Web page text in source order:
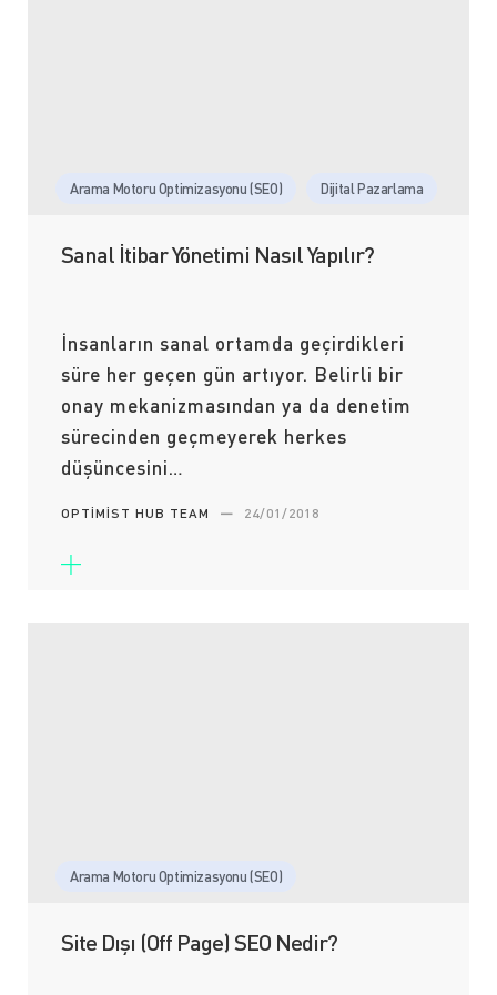
Arama Motoru Optimizasyonu (SEO) Dijital Pazarlama
Sanal İtibar Yönetimi Nasıl Yapılır?
İnsanların sanal ortamda geçirdikleri
süre her geçen gün artıyor. Belirli bir
onay mekanizmasından ya da denetim
sürecinden geçmeyerek herkes
düşüncesini…
OPTIMIST HUB TEAM — 24/01/2018
Arama Motoru Optimizasyonu (SEO)
Site Dışı (Off Page) SEO Nedir?